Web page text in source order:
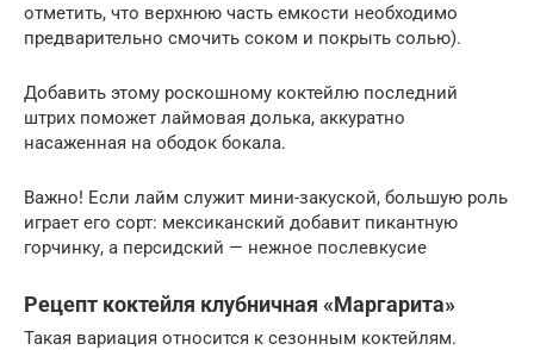
отметить, что верхнюю часть емкости необходимо
предварительно смочить соком и покрыть солью).
Добавить этому роскошному коктейлю последний
штрих поможет лаймовая долька, аккуратно
насаженная на ободок бокала.
Важно! Если лайм служит мини-закуской, большую роль
играет его сорт: мексиканский добавит пикантную
горчинку, а персидский — нежное послевкусие
Рецепт коктейля клубничная «Маргарита»
Такая вариация относится к сезонным коктейлям.